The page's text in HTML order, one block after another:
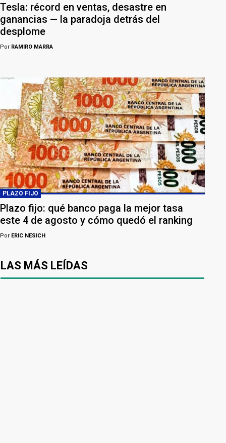
Tesla: récord en ventas, desastre en
ganancias — la paradoja detrás del
desplome
Por RAMIRO MARRA
PLAZO FIJO
Plazo fijo: qué banco paga la mejor tasa
este 4 de agosto y cómo quedó el ranking
Por ERIC NESICH
LAS MÁS LEÍDAS